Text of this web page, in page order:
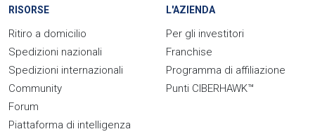
RISORSE
Ritiro a domicilio
Spedizioni nazionali
Spedizioni internazionali
Community
Forum
Piattaforma di intelligenza
L'AZIENDA
Per gli investitori
Franchise
Programma di affiliazione
Punti CIBERHAWK™